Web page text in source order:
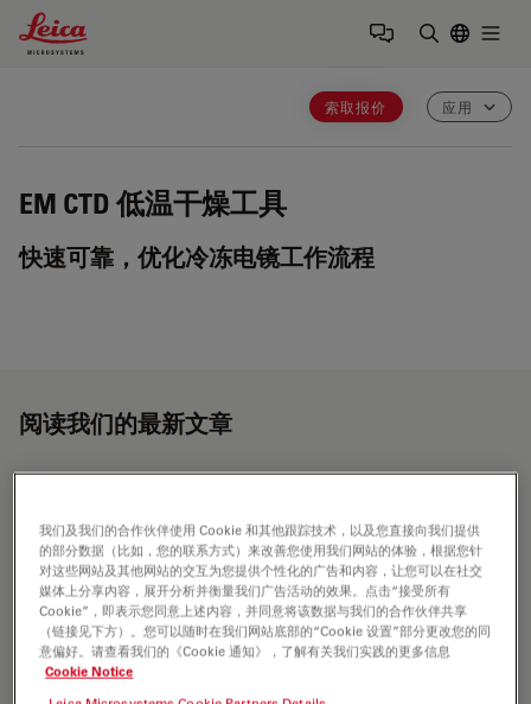
Leica Microsystems Logo
索取报价 应用
EM CTD 低温干燥工具
快速可靠，优化冷冻电镜工作流程
阅读我们的最新文章
我们及我们的合作伙伴使用 Cookie 和其他跟踪技术，以及您直接向我们提供
的部分数据（比如，您的联系方式）来改善您使用我们网站的体验，根据您针
对这些网站及其他网站的交互为您提供个性化的广告和内容，让您可以在社交
媒体上分享内容，展开分析并衡量我们广告活动的效果。点击“接受所有
Cookie”，即表示您同意上述内容，并同意将该数据与我们的合作伙伴共享
（链接见下方）。您可以随时在我们网站底部的“Cookie 设置”部分更改您的同
意偏好。请查看我们的《Cookie 通知》，了解有关我们实践的更多信息
Cookie Notice